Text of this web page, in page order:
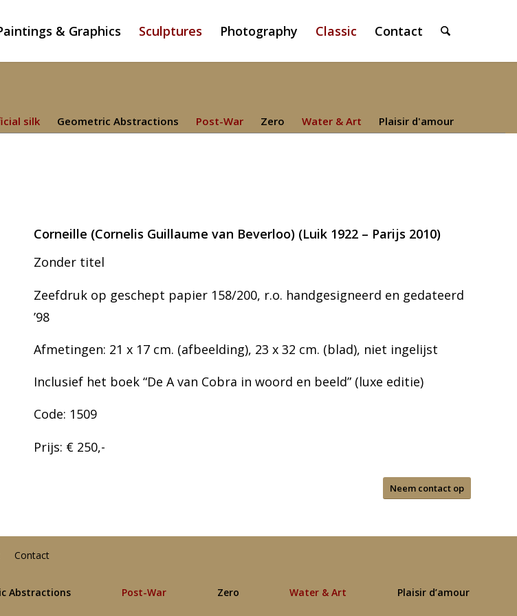
& Graphics Sculptures Photography Classic Contact
silk Geometric Abstractions Post-War Zero Water & Art Plaisir d'amour
Corneille (Cornelis Guillaume van Beverloo) (Luik 1922 – Parijs 2010)
Zonder titel
Zeefdruk op geschept papier 158/200, r.o. handgesigneerd en gedateerd
’98
Afmetingen: 21 x 17 cm. (afbeelding), 23 x 32 cm. (blad), niet ingelijst
Inclusief het boek “De A van Cobra in woord en beeld” (luxe editie)
Code: 1509
Prijs: € 250,-
Neem contact op
Contact
Abstractions Post-War Zero Water & Art Plaisir d’amour